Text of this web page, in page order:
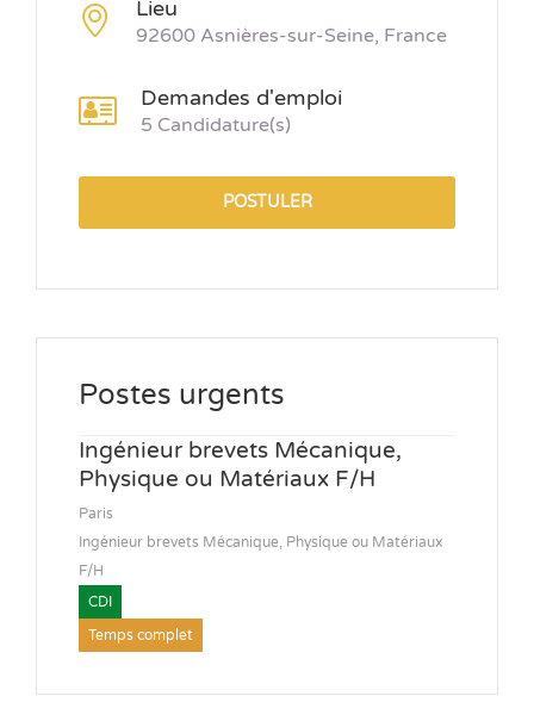
Lieu
92600 Asnières-sur-Seine, France
Demandes d'emploi
5 Candidature(s)
POSTULER
Postes urgents
Ingénieur brevets Mécanique,
Physique ou Matériaux F/H
Paris
Ingénieur brevets Mécanique, Physique ou Matériaux
F/H
CDI
Temps complet